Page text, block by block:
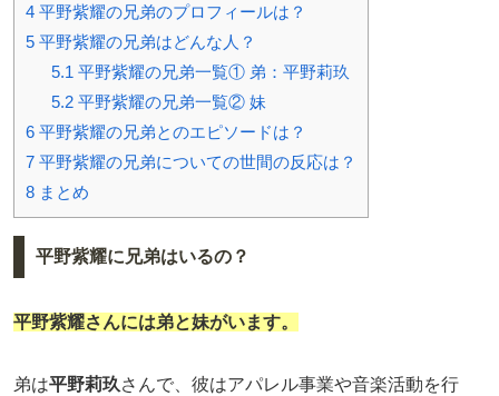
4 平野紫耀の兄弟のプロフィールは？
5 平野紫耀の兄弟はどんな人？
5.1 平野紫耀の兄弟一覧① 弟：平野莉玖
5.2平野紫耀の兄弟一覧② 妹
6 平野紫耀の兄弟とのエピソードは？
7 平野紫耀の兄弟についての世間の反応は？
8 まとめ
平野紫耀に兄弟はいるの？
平野紫耀さんには弟と妹がいます。
弟は平野莉玖さんで、彼はアパレル事業や音楽活動を行